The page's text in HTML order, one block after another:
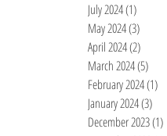
July 2024(1)
May 2024(3)
April 2024(2)
March 2024(5)
February 2024(1)
January 2024(3)
December 2023(1)